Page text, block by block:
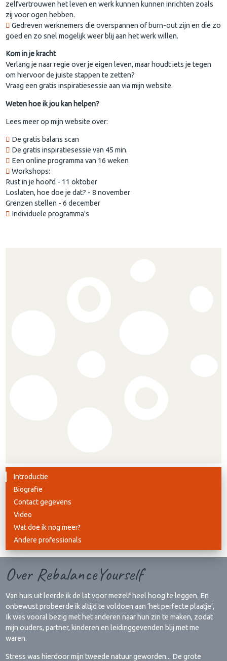
zelfvertrouwen het leven en werk kunnen kunnen inrichten zoals
zij voor ogen hebben.
Gedreven werknemers die overspannen of burn-out zijn en die zo
goed en zo snel mogelijk weer blij aan het werk willen.
Kom in je kracht
Verlang je naar regie over je eigen leven, maar houdt iets je tegen
om hiervoor de juiste stappen te zetten?
Vraag een gratis inspiratiesessie aan via mijn website.
Weten hoe ik jou kan helpen?
Lees meer op mijn website over:
De gratis balans scan
De gratis inspiratiesessie van 45 min.
Een online programma van 16 weken
Workshops:
Rust in je hoofd - 11 oktober
Loslaten, hoe doe je dat? - 8 november
Grenzen stellen - 6 december
Individuele programma's
Introductie
Biografie
Contact gegevens
Video
Wat doe ik nog meer?
Andere professionals
Over RebalanceYourself
Van huis uit leerde ik de lat voor mezelf heel hoog te leggen. En
onbewust probeerde ik altijd te voldoen aan ‘het perfecte plaatje’,
Ik was vooral bezig met het anderen naar hun zin te maken, zodat
mijn ouders, partner, kinderen en leidinggevenden blij met me
waren.
Stress was hierdoor mijn tweede natuur geworden... De grote